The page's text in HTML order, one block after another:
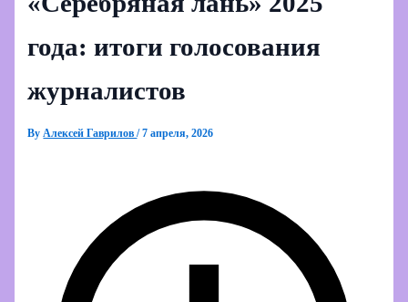
года: итоги голосования
журналистов
ByАлексей Гаврилов/7 апреля, 2026